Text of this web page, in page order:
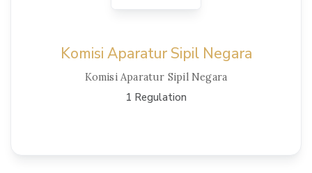
Komisi Aparatur Sipil Negara
Komisi Aparatur Sipil Negara
1 Regulation